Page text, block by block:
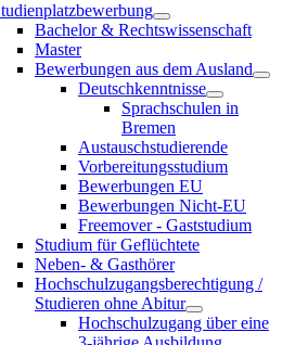
Bachelor & Rechtswissenschaft
Master
Bewerbungen aus dem Ausland
Deutschkenntnisse
Sprachschulen in
Bremen
Austauschstudierende
Vorbereitungsstudium
Bewerbungen EU
Bewerbungen Nicht-EU
Freemover - Gaststudium
Studium für Geflüchtete
Neben- & Gasthörer
Hochschulzugangsberechtigung /
Studieren ohne Abitur
Hochschulzugang über eine